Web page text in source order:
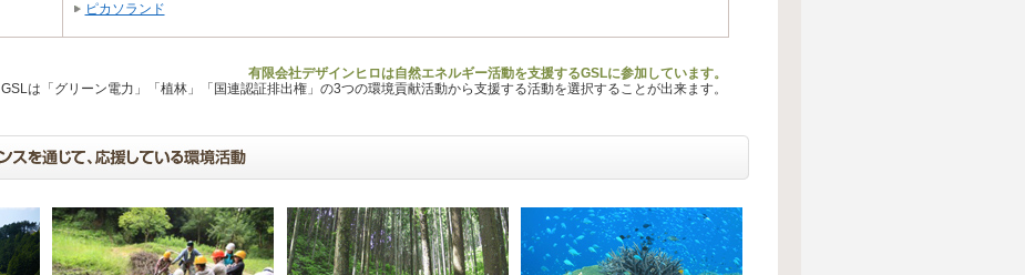
ピカソランド
有限会社デザインヒロは自然エネルギー活動を支援するGSLに参加しています。
GSLは「グリーン電力」「植林」「国連認証排出権」の3つの環境貢献活動から支援する活動を選択することが出来ます。